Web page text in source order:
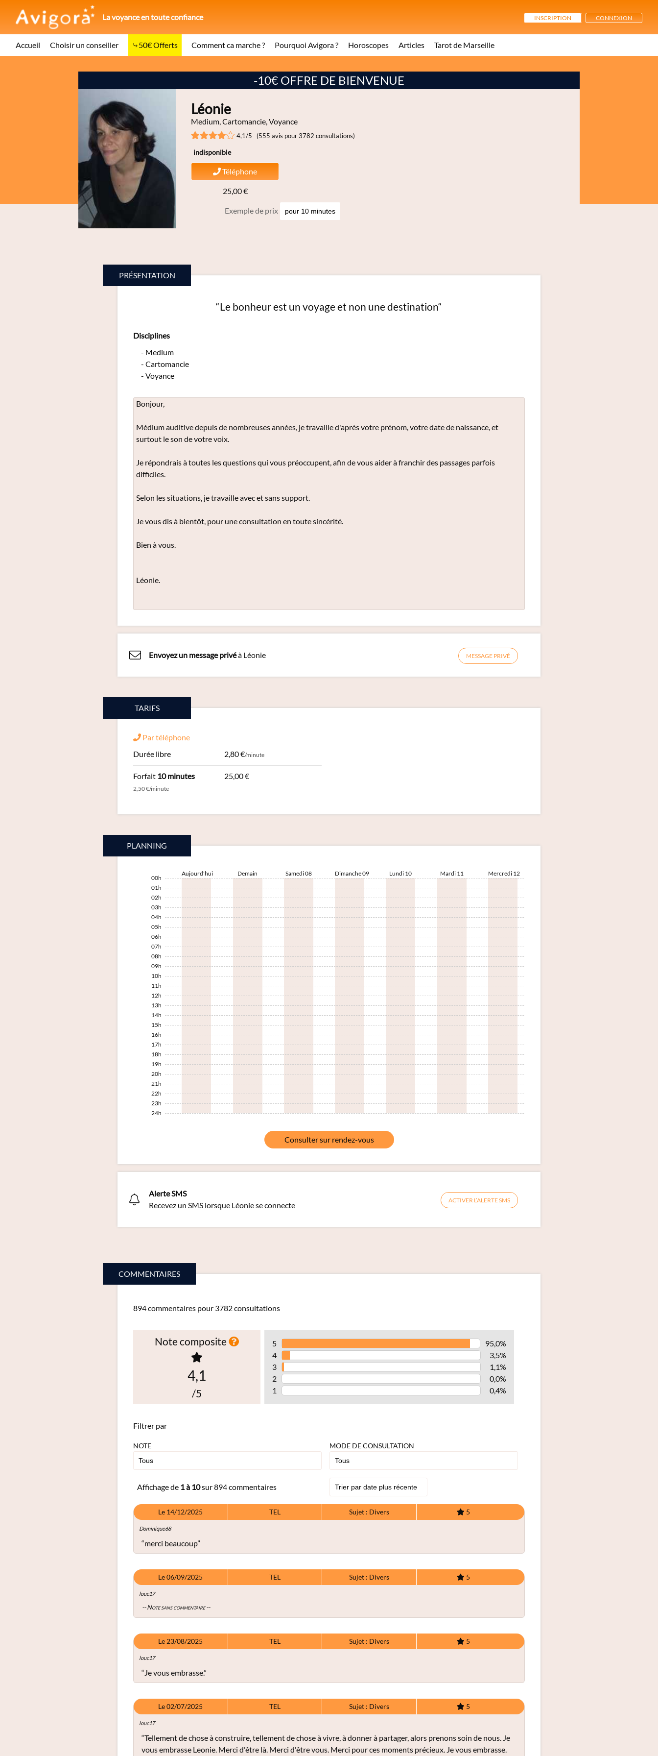
La voyance en toute confiance INSCRIPTION CONNEXION
Accueil Choisir un conseiller 50€ Offerts Comment ca marche ? Pourquoi Avigora ? Horoscopes Articles Tarot de Marseille
-10€ OFFRE DE BIENVENUE
Léonie
Medium, Cartomancie, Voyance
4,1/5 (555 avis pour 3782 consultations)
indisponible
Téléphone
25,00 €
Exemple de prix
PRÉSENTATION
“Le bonheur est un voyage et non une destination“
Disciplines
Medium
Cartomancie
Voyance
Bonjour,
Médium auditive depuis de nombreuses années, je travaille d'après votre prénom, votre date de naissance, et
surtout le son de votre voix.
Je répondrais à toutes les questions qui vous préoccupent, afin de vous aider à franchir des passages parfois
difficiles.
Selon les situations, je travaille avec et sans support.
Je vous dis à bientôt, pour une consultation en toute sincérité.
Bien à vous.
Léonie.
Envoyez un message privéà Léonie MESSAGE PRIVÉ
TARIFS
Par téléphone
Durée libre
2,80 €/minute
Forfait 10 minutes
2,50 €/minute
25,00 €
PLANNING
00h
01h
02h
03h
04h
05h
06h
07h
08h
09h
10h
11h
12h
13h
14h
15h
16h
17h
18h
19h
20h
21h
22h
23h
24h
Aujourd'hui Demain Samedi 08 Dimanche 09 Lundi 10 Mardi 11 Mercredi 12
Consulter sur rendez-vous
Alerte SMS
Recevez un SMS lorsque Léonie se connecte
ACTIVER L’ALERTE SMS
COMMENTAIRES
894 commentaires pour 3782 consultations
Note composite
4,1
/5
5
95,0%
4
3,5%
3
1,1%
2
0,0%
1
0,4%
Filtrer par
NOTE MODE DE CONSULTATION
Affichage de 1 à 10sur 894 commentaires
Le 14/12/2025 TEL Sujet : Divers 5
Dominique68
“merci beaucoup”
Le 06/09/2025 TEL Sujet : Divers 5
louc17
-- Note sans commentaire --
Le 23/08/2025 TEL Sujet : Divers 5
louc17
“Je vous embrasse.”
Le 02/07/2025 TEL Sujet : Divers 5
louc17
“Tellement de chose à construire, tellement de chose à vivre, à donner à partager, alors prenons soin de nous. Je
vous embrasse Leonie. Merci d'être là. Merci d'être vous. Merci pour ces moments précieux. Je vous embrasse.